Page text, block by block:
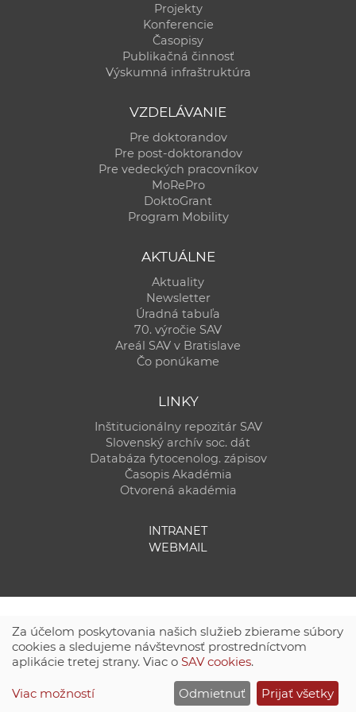
Projekty
Konferencie
Časopisy
Publikačná činnosť
Výskumná infraštruktúra
VZDELÁVANIE
Pre doktorandov
Pre post-doktorandov
Pre vedeckých pracovníkov
MoRePro
DoktoGrant
Program Mobility
AKTUÁLNE
Aktuality
Newsletter
Úradná tabuľa
70. výročie SAV
Areál SAV v Bratislave
Čo ponúkame
LINKY
Inštitucionálny repozitár SAV
Slovenský archív soc. dát
Databáza fytocenolog. zápisov
Časopis Akadémia
Otvorená akadémia
INTRANET
WEBMAIL
CSČ SAV, v. v. i. - Výpočtové stredisko SAV
Site map
Zásady ochrany súkromných údajov
Za účelom poskytovania našich služieb zbierame súbory
cookies a sledujeme návštevnosť prostredníctvom
aplikácie tretej strany. Viac o SAV cookies.
Viac možností Odmietnuť Prijať všetky